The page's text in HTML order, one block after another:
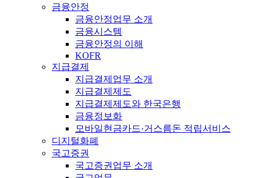
금융안정
금융안정업무 소개
금융시스템
금융안정의 이해
KOFR
지급결제
지급결제업무 소개
지급결제제도
지급결제제도와 한국은행
금융정보화
모바일현금카드·거스름돈 적립서비스
디지털화폐
국고증권
국고증권업무 소개